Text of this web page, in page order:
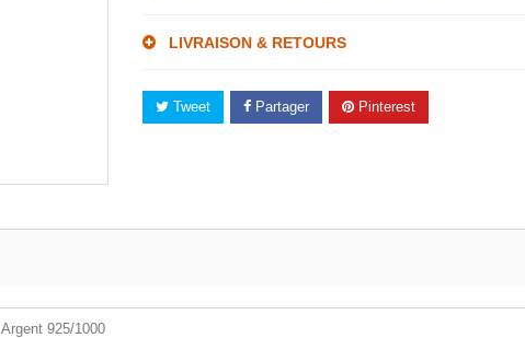
LIVRAISON & RETOURS
Tweet Partager Pinterest
Argent 925/1000